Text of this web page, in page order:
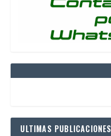
ULTIMAS PUBLICACIONES